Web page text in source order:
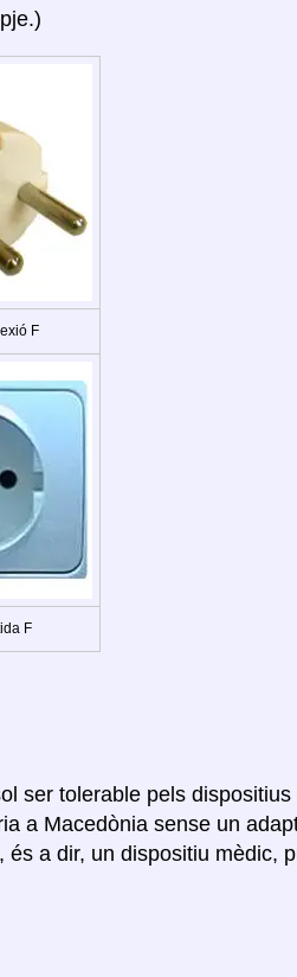
F
F
ser tolerable pels
a Macedònia sense un
a dir, un dispositiu mèdic,